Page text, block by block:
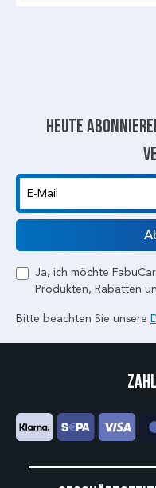
Heute
E-Mail
Ja, ich möchte
Produkten, Rabatten
Bitte beachten Sie unsere